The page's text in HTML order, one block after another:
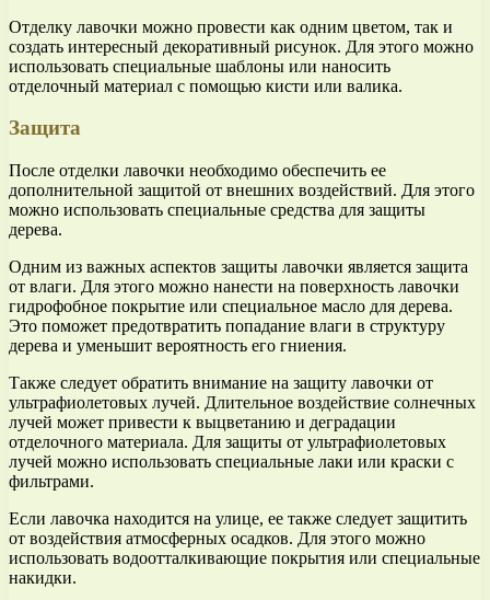
Отделку лавочки можно провести как одним цветом, так и
создать интересный декоративный рисунок. Для этого можно
использовать специальные шаблоны или наносить
отделочный материал с помощью кисти или валика.
Защита
После отделки лавочки необходимо обеспечить ее
дополнительной защитой от внешних воздействий. Для этого
можно использовать специальные средства для защиты
дерева.
Одним из важных аспектов защиты лавочки является защита
от влаги. Для этого можно нанести на поверхность лавочки
гидрофобное покрытие или специальное масло для дерева.
Это поможет предотвратить попадание влаги в структуру
дерева и уменьшит вероятность его гниения.
Также следует обратить внимание на защиту лавочки от
ультрафиолетовых лучей. Длительное воздействие солнечных
лучей может привести к выцветанию и деградации
отделочного материала. Для защиты от ультрафиолетовых
лучей можно использовать специальные лаки или краски с
фильтрами.
Если лавочка находится на улице, ее также следует защитить
от воздействия атмосферных осадков. Для этого можно
использовать водоотталкивающие покрытия или специальные
накидки.